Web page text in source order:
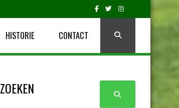
HISTORIE CONTACT
ZOEKEN